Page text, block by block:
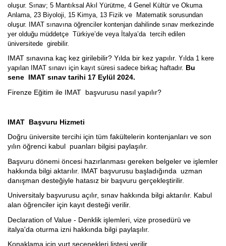
oluşur. Sınav; 5 Mantıksal Akıl Yürütme, 4 Genel Kültür ve Okuma
Anlama, 23 Biyoloji, 15 Kimya, 13 Fizik ve Matematik sorusundan
oluşur. IMAT sınavına öğrenciler kontenjan dahilinde sınav merkezinde
yer olduğu müddetçe Türkiye’de veya İtalya’da tercih edilen
üniversitede girebilir.
IMAT sınavına kaç kez girilebilir? Yılda bir kez yapılır. Yılda 1 kere
yapılan IMAT sınavı için kayıt süresi sadece birkaç haftadır. Bu
sene IMAT sınav tarihi 17 Eylül 2024.
Firenze Eğitim ile IMAT başvurusu nasıl yapılır?
IMAT Başvuru Hizmeti
Doğru üniversite tercihi için tüm fakültelerin kontenjanları ve son
yılın öğrenci kabul puanları bilgisi paylaşılır.
Başvuru dönemi öncesi hazırlanması gereken belgeler ve işlemler
hakkında bilgi aktarılır. IMAT başvurusu başladığında uzman
danışman desteğiyle hatasız bir başvuru gerçekleştirilir.
Universitaly başvurusu açılır, sınav hakkında bilgi aktarılır. Kabul
alan öğrenciler için kayıt desteği verilir.
Declaration of Value - Denklik işlemleri, vize prosedürü ve
italya'da oturma izni hakkında bilgi paylaşılır.
Konaklama için yurt seçenekleri listesi verilir.